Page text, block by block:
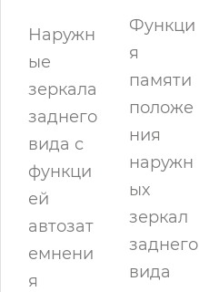
Наружн
ые
зеркала
заднего
вида с
функци
ей
автозат
емнени
я
Функци
я
памяти
положе
ния
наружн
ых
зеркал
заднего
вида